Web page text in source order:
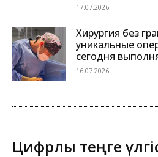
17.07.2026
Хирургия без
уникальные
сегодня
16.07.2026